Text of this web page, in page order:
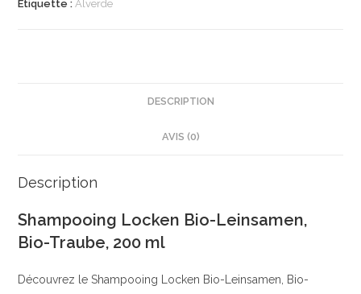
boucles
et
nourries
Lin
Étiquette :Alverde
DESCRIPTION
AVIS (0)
Description
Shampooing Locken Bio-Leinsamen,
Bio-Traube, 200 ml
Découvrez le Shampooing Locken Bio-Leinsamen, Bio-